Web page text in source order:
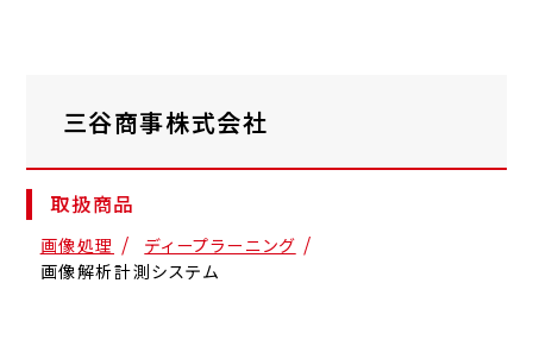
三谷商事株式会社
取扱商品
画像処理
ディープラーニング
画像解析計測システム